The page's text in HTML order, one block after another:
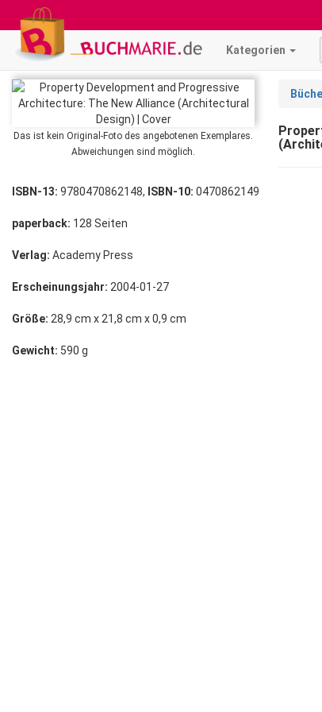
Kategorien
Das ist kein Original-Foto des angebotenen Exemplares.
Abweichungen sind möglich.
ISBN-13: 9780470862148, ISBN-10: 0470862149
paperback: 128 Seiten
Verlag: Academy Press
Erscheinungsjahr: 2004-01-27
Größe: 28,9 cm x 21,8 cm x 0,9 cm
Gewicht: 590 g